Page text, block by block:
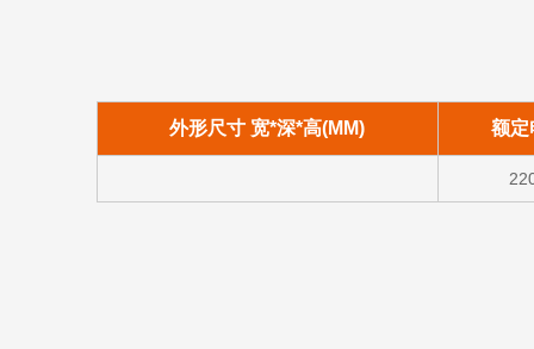
外形尺寸 宽*深*高(MM) 额定